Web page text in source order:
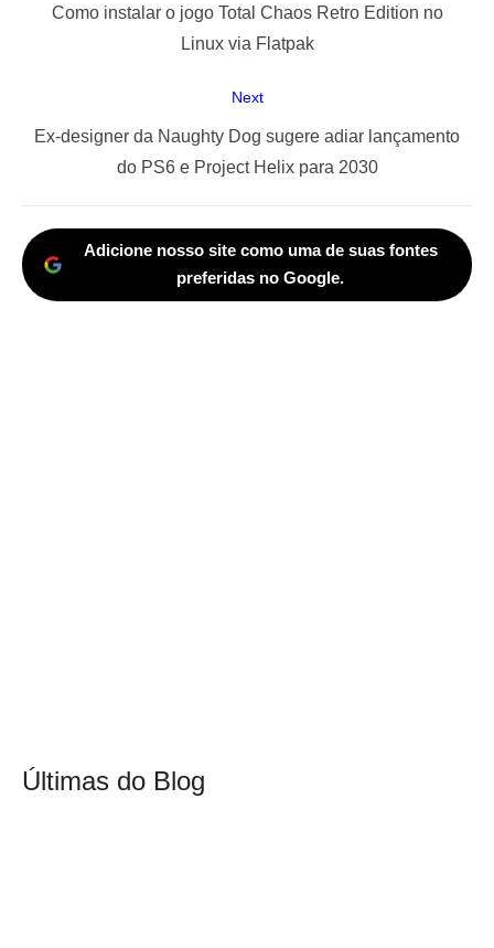
Previous
Como instalar o jogo Total Chaos Retro Edition no
Linux via Flatpak
Next
Next
Ex-designer da Naughty Dog sugere adiar lançamento
do PS6 e Project Helix para 2030
Adicione nosso site como uma de suas fontes
preferidas no Google.
Últimas do Blog